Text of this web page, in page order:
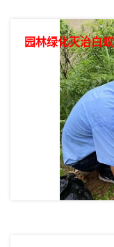
园林绿化灭治白蚁